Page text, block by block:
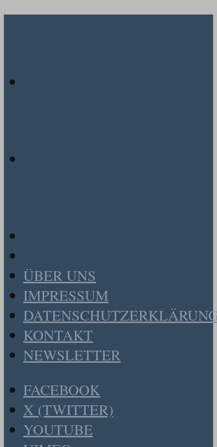
ÜBER UNS
IMPRESSUM
KONTAKT
NEWSLETTER
FACEBOOK
X (TWITTER)
YOUTUBE